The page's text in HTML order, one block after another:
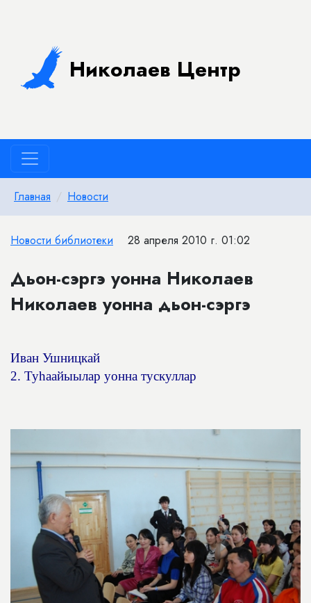
Николаев Центр
Главная Новости
Новости библиотеки 28 апреля 2010 г. 01:02
Дьон-сэргэ уонна Николаев
Николаев уонна дьон-сэргэ
Иван Ушницкай
2. Туһаайыылар уонна тускуллар